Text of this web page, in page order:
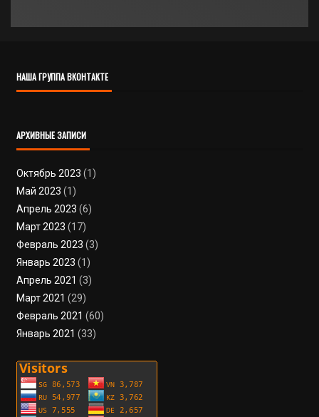
НАША ГРУППА ВКОНТАКТЕ
АРХИВНЫЕ ЗАПИСИ
Октябрь 2023 (1)
Май 2023 (1)
Апрель 2023 (6)
Март 2023 (17)
Февраль 2023 (3)
Январь 2023 (1)
Апрель 2021 (3)
Март 2021 (29)
Февраль 2021 (60)
Январь 2021 (33)